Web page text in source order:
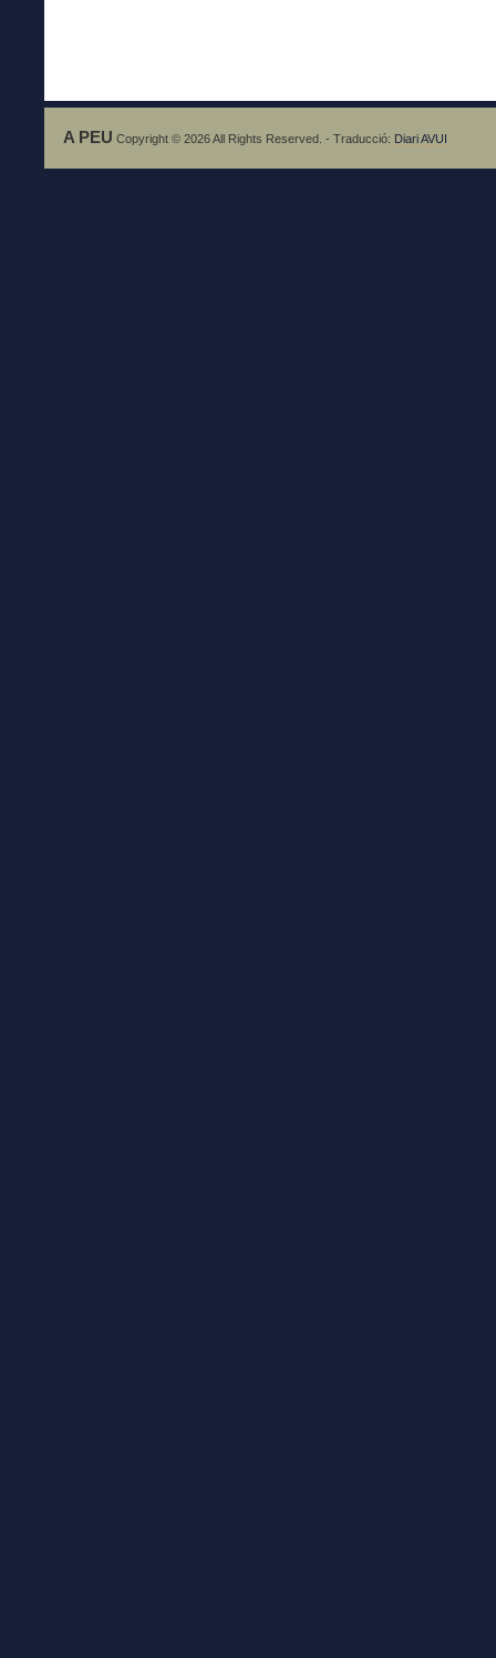
A PEU Copyright © 2026 All Rights Reserved. - Traducció: Diari AVUI